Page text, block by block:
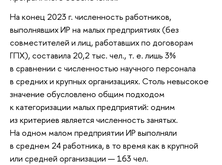
На конец 2023 г. численность работников,
выполнявших ИР на малых предприятиях (без
совместителей и лиц, работавших по договорам
ГПХ), составила 20,2 тыс. чел., т. е. лишь 3%
в сравнении с численностью научного персонала
в средних и крупных организациях. Столь невысокое
значение обусловлено общим подходом
к категоризации малых предприятий: одним
из критериев является численность занятых.
На одном малом предприятии ИР выполняли
в среднем 24 работника, в то время как в крупной
или средней организации — 163 чел.